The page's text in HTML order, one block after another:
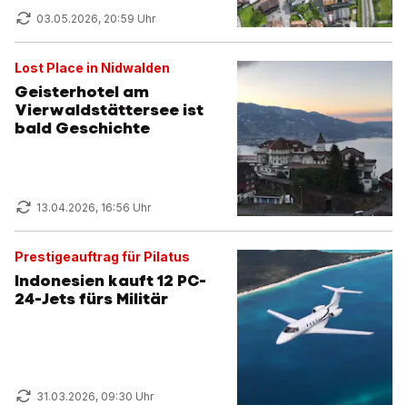
03.05.2026, 20:59 Uhr
Lost Place in Nidwalden
Geisterhotel am
Vierwaldstättersee ist
bald Geschichte
13.04.2026, 16:56 Uhr
Prestigeauftrag für Pilatus
Indonesien kauft 12 PC-
24-Jets fürs Militär
31.03.2026, 09:30 Uhr